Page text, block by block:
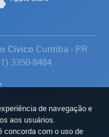
Cívico Curitiba- PR
3350-8484
de navegação e
aos usuários.
com o uso de